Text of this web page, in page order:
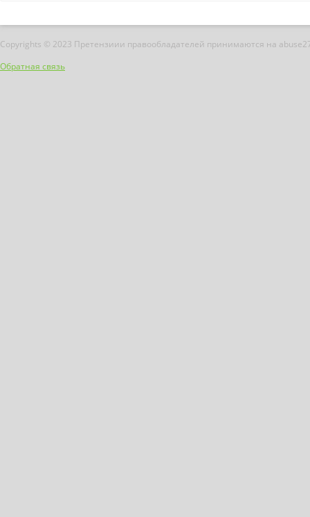
Copyrights © 2023 Претензиии правообладателей принимаются на
Обратная связь